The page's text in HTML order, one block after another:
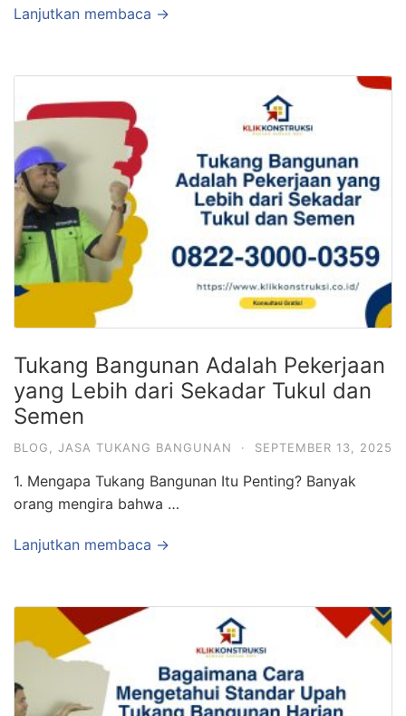
Lanjutkan membaca →
Tukang Bangunan Adalah Pekerjaan
yang Lebih dari Sekadar Tukul dan
Semen
BLOG JASA TUKANG BANGUNAN · SEPTEMBER 13, 2025
1. Mengapa Tukang Bangunan Itu Penting? Banyak
orang mengira bahwa …
Lanjutkan membaca →